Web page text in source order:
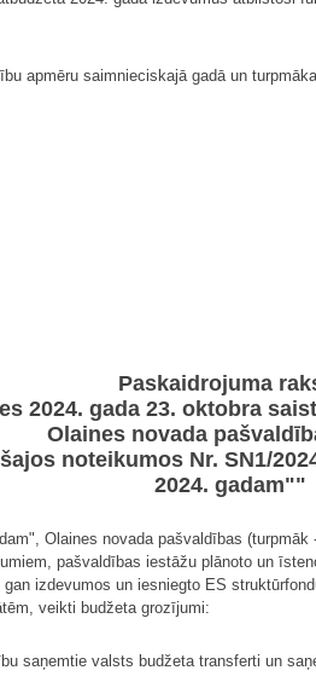
apmēru saimnieciskajā gadā un
Paskaidrojuma
2024. gada 23. oktobra
Olaines novada
noteikumos Nr. SN1/
2024. gadam""
Olaines novada pašvaldības
pašvaldības iestāžu plānoto un
izdevumos un iesniegto ES
veikti budžeta grozījumi:
saņemtie valsts budžeta transferti un